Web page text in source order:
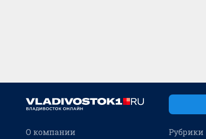
О компании Рубрики